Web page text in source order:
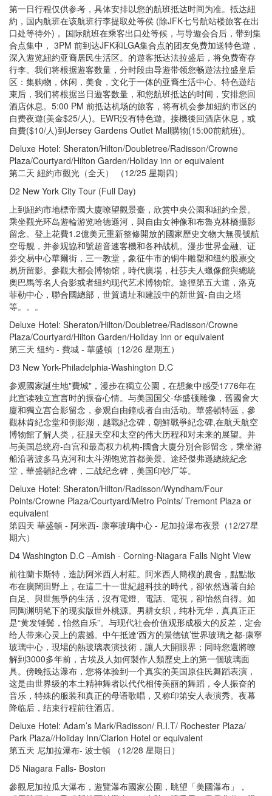
第一日行程仅供参考，具体安排以您的航班抵达时间为准。抵达紐
約，国内航班在该航班行李提取处等侯 (除JFK七号航站楼旅客在出
口处等待外)， 国际航班在乘客出口处等候，与导遊会合后，带到集
合点集中， 3PM 前到达JFK和LGA集合点的团友免费加送特色遊，
深入遊览紐約亚裔居民生活区。的遊客抵达法拉盛后，将免费寄存
行李。我们将根据遊客数量，分时段由导遊带领您畅遊法拉盛皇后
区：集购物，休闲，美食，文化于一体的亚裔生活中心。特色遊结
束后，我们将根据当日遊客数量，和您航班抵达的时间，安排您回
酒店休息。5:00 PM 前抵达机场的旅客，将有机会参加紐約市区的
自费夜遊(美金$25/人)。EWR没有特色遊。接機後回酒店休息，或
自費($10/人)到Jersey Gardens Outlet Mall購物(15:00前航班)。
Deluxe Hotel: Sheraton/Hilton/Doubletree/Radisson/Crowne
Plaza/Courtyard/Hilton Garden/Holiday inn or equivalent
第二天 紐約市觀光（全天） （12/25 星期四）
D2 New York City Tour (Full Day)
上到紐約市地標帝國大廈嘹望觀景臺，欣赏中央公園和紐約全景。
乘坐觀光环岛遊輪游览哈德遜河，與自由女神像和布魯克林橋攝影
留念。登上花費1.2億美元重新整修開放的國家歷史文物大無畏號航
空母舰，并参观協和號超音速客機和各种战机。漫步世界金融、证
券交易中心華爾街，三一教堂，象征牛市的铜牛雕塑和纽约股票交
易所留影。參觀大都会博物馆，時代廣場，杜莎夫人蠟像館與總統
奧巴馬等名人合影或者纽约现代艺术博物馆。途徑第五大道，洛克
菲勒中心，聯合國總部，世貿遺址和建設中的新世貿-自由之塔
等。。。
Deluxe Hotel: Sheraton/Hilton/Doubletree/Radisson/Crowne
Plaza/Courtyard/Hilton Garden/Holiday inn or equivalent
第三天 纽约 - 費城 - 華盛頓（12/26 星期五）
D3 New York-Philadelphia-Washington D.C
参观國家誕生地"費城"，漫步在獨立公園，在想象中感受1776年在
此宣读独立宣言时的振奋心情。与美国国父-华盛顿雕像，舊國會大
廈和獨立宫合影留念，参观自由鐘或者自由活动。華盛頓特區，參
觀林肯紀念堂和倒影湖，越戰紀念碑，朝鮮戰爭紀念碑,在航天航空
博物館了解人类，征服天空和太空的伟大历程和对未来的展望。并
与美国总统府-白宫和最高权力机构-國會大廈分別合影留念，乘坐游
船沿著波多马克河和太斗湖饱览首都美景。途经傑弗遜總統紀念
堂，華盛頓紀念碑，二战纪念碑，美国印钞厂等。
Deluxe Hotel: Sheraton/Hilton/Radisson/Wyndham/Four
Points/Crowne Plaza/Courtyard/Metro Points/ Tremont Plaza or
equivalent
第四天 華盛頓 - 阿米西- 康寧玻璃中心 - 尼加拉瀑布夜景（12/27星
期六）
D4 Washington D.C –Amish - Corning-Niagara Falls Night View
前往蘭卡斯特，造訪阿米西人村莊。阿米西人簡樸的農舍，點點散
布在廣闊田野上，在這二十一世紀超科技的時代，卻依然過著自給
自足、與世無爭的生活，沒有電燈、電話、電視，卻怡然自得。如
同陶渊明笔下的现实版世外桃源。男耕女织，纯朴无华，真真正正
是“黄发锤鬓，怡然自乐”。与现代社会价值观形成极大的反差，定会
给人带来心灵上的震撼。中午抵達‘西方的景德镇’世界玻璃之都-康寧
玻璃中心，現場的熱玻璃表演技術，讓人大開眼界；同時您還將暸
解到3000多年前，古埃及人如何製作人類歷史上的第一個玻璃面
具。傍晚抵达瀑布，您将体验到一个真实的美国原住民舞蹈表演，
这是由世界级的本土精神舞者以代代相传美丽的舞蹈，令人振奋的
音乐，特殊的服装和真正的母语歌唱，又称印第安人表演秀。夜幕
降临后，结束行程前往酒店。
Deluxe Hotel: Adam’s Mark/Radisson/ R.I.T/ Rochester Plaza/
Park Plaza//Holiday Inn/Clarion Hotel or equivalent
第五天 尼加拉瀑布- 波士頓 （12/28 星期日）
D5 Niagara Falls- Boston
參觀尼加拉瓜大瀑布，遊覽瀑布國家公園，眺望「美國瀑布」，